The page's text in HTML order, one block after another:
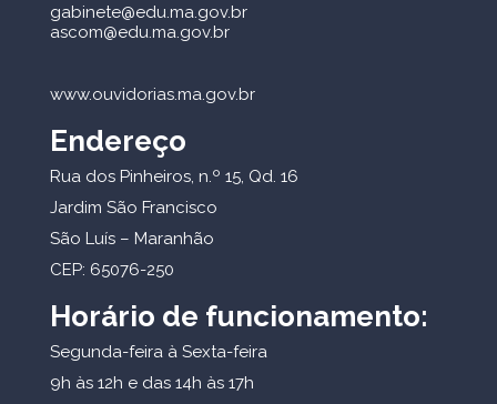
gabinete@edu.ma.gov.br
ascom@edu.ma.gov.br
www.ouvidorias.ma.gov.br
Endereço
Rua dos Pinheiros, n.º 15, Qd. 16
Jardim São Francisco
São Luís – Maranhão
CEP: 65076-250
Horário de funcionamento:
Segunda-feira à Sexta-feira
9h às 12h e das 14h às 17h